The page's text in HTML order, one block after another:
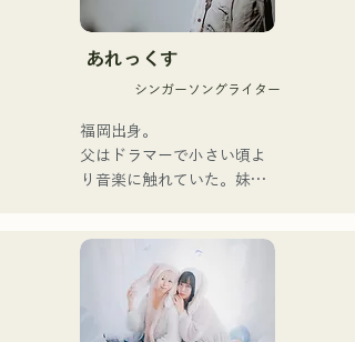
nội lực, nhẹ nhàng chạm đến
trái tim người nghe.
đơn đầu tiên, "Zatsuni
Tamede," vào ngày 23
tháng 1 năm 2025.
bao gồm acoustic, track và
band mixing.
Họ được hỗ trợ trong các
あれっくす
シンガーソングライター
福岡出身。
父はドラマーで小さい頃よ
り音楽に触れていた。妹
家族で音楽を楽しむミュー
ジックファミリー。
10代後半にアメリカへ4年
半留学。